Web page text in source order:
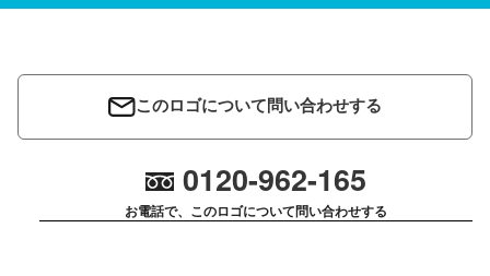
このロゴについて問い合わせする
0120-962-165
お電話で、このロゴについて問い合わせする